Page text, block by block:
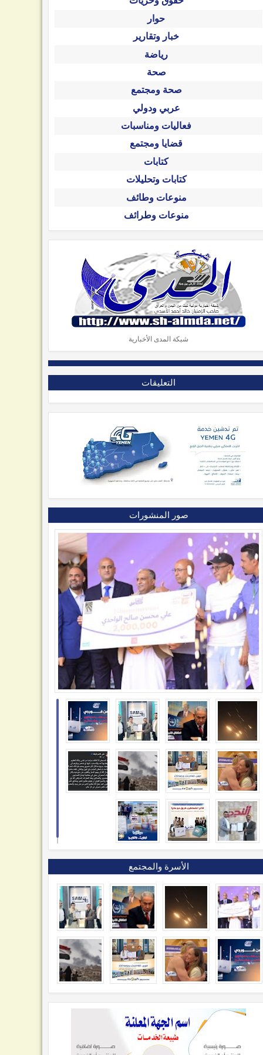
حوار
خبار وتقارير
رياضة
صحة
صحة ومجتمع
عربي ودولي
فعاليات ومناسبات
قضايا ومجتمع
كتابات
كتابات وتحليلات
منوعات وطائف
منوعات وطرائف
شبكة المدى الأخبارية
التعليقات
صور المنشورات
الأسرة والمجتمع